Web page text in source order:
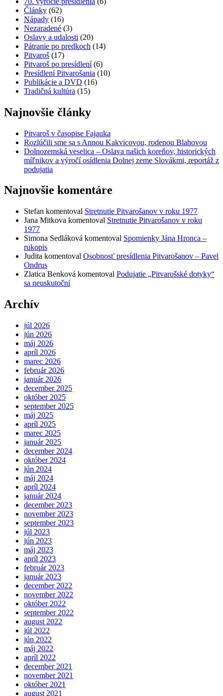
Články (62)
Nápady (16)
Nezaradené (3)
Oslavy a udalosti (20)
Pátranie po predkoch (14)
Pitvaroš (17)
Pitvaroš po presídlení(6)
Presídlení Pitvarošania (10)
Publikácie a DVD (16)
Tradičná kultúra (15)
Najnovšie články
Pitvaroš v časopise Fajauka
Rozlúčili sme sa s Annou Kakvicovou, rodenou Blahovou
Dolnozemská veselica – Oslava našich koreňov, historických
míľnikov a výročí osídlenia Dolnej zeme Slovákmi, reportáž z
podujatia
Najnovšie komentáre
Stefan komentoval Stretnutie Pitvarošanov v roku 1977
Jana Mitkova komentoval Stretnutie Pitvarošanov v roku
1977
Simona Sedláková komentoval Spomienky Jána Hronca –
rukopis
Judita komentoval Osobnosť presídlenia Pitvarošanov – Pavel
Ondrus
Zlatica Benková komentoval Podujatie „Pitvarošské dotyky“
sa neuskutoční
Archív
júl 2026
jún 2026
máj 2026
apríl 2026
marec 2026
február 2026
január 2026
december 2025
október 2025
september 2025
máj 2025
apríl 2025
marec 2025
január 2025
december 2024
október 2024
jún 2024
máj 2024
apríl 2024
január 2024
december 2023
november 2023
september 2023
júl 2023
jún 2023
máj 2023
apríl 2023
február 2023
január 2023
december 2022
november 2022
október 2022
september 2022
august 2022
júl 2022
jún 2022
máj 2022
apríl 2022
december 2021
november 2021
október 2021
august 2021